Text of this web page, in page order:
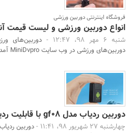
فروشگاه اینترنتی دوربین ورزشی
انواع دوربین ورزشی و لیست قیمت
شنبه 6 مهر 98، 12:47 -
دوربین‌های
دوربین‌های ورزشی در وب سایت MiniDvpro آمده است.
دوربین ردیاب مدل gf08 با قابلیت ردیابی دقیق محل
چهارشنبه 27 شهریور 98، 11:41 -